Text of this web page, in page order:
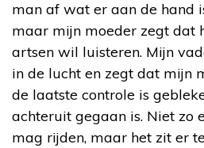
man af wat er aan de hand
maar mijn moeder zegt dat
artsen wil luisteren. Mijn
in de lucht en zegt dat mijn
de laatste controle is
achteruit gegaan is. Niet zo
mag rijden, maar het zit er